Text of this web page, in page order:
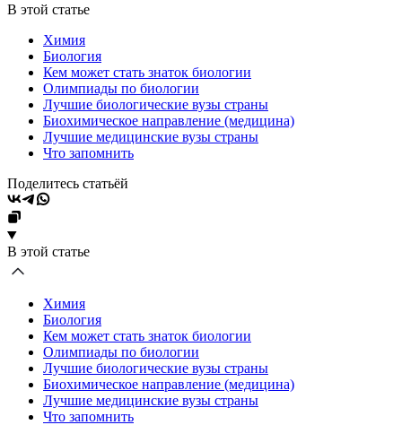
В этой статье
Химия
Биология
Кем может стать знаток биологии
Олимпиады по биологии
Лучшие биологические вузы страны
Биохимическое направление (медицина)
Лучшие медицинские вузы страны
Что запомнить
Поделитесь статьёй
В этой статье
Химия
Биология
Кем может стать знаток биологии
Олимпиады по биологии
Лучшие биологические вузы страны
Биохимическое направление (медицина)
Лучшие медицинские вузы страны
Что запомнить